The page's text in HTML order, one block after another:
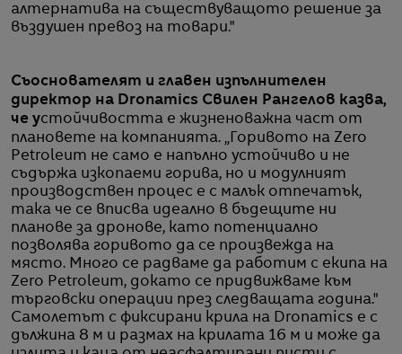
алтернатива на съществуващото решение за
въздушен превоз на товари."
Съоснователят и главен изпълнителен
директор на Dronamics Свилен Рангелов казва,
че устойчивостта е жизненоважна част от
плановете на компанията. „Горивото на Zero
Petroleum не само е напълно устойчиво и не
съдържа изкопаеми горива, но и модулният
производствен процес е с малък отпечатък,
така че се вписва идеално в бъдещите ни
планове за дронове, като потенциално
позволява горивото да се произвежда на
място. Много се радваме да работим с екипа на
Zero Petroleum, докато се придвижваме към
търговски операции през следващата година."
Самолетът с фиксирани крила на Dronamics е с
дължина 8 м и размах на крилата 16 м и може да